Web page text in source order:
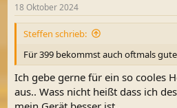
e
n
18 Oktober 2024
Steffen schrieb:
Für 399 bekommst auch oftmals
Ich gebe gerne für ein so cooles
aus.. Wass nicht heißt dass ich